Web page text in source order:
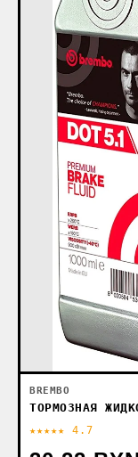
BREMBO
ТОРМОЗНАЯ
★★★★★ 4.7